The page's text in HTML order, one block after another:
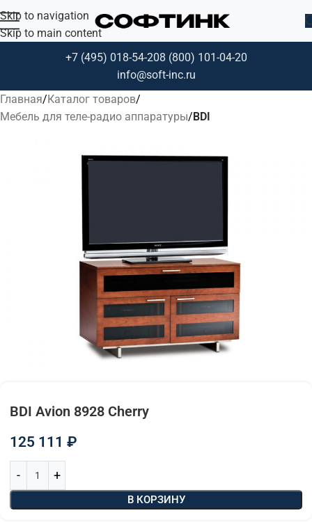
Skip to navigation
Skip to main content
+7 (495) 018-54-208 (800) 101-04-20
info@soft-inc.ru
Главная Каталог товаров
Мебель для теле-радио аппаратуры BDI
BDI Avion 8928 Cherry
125 111 ₽
В КОРЗИНУ